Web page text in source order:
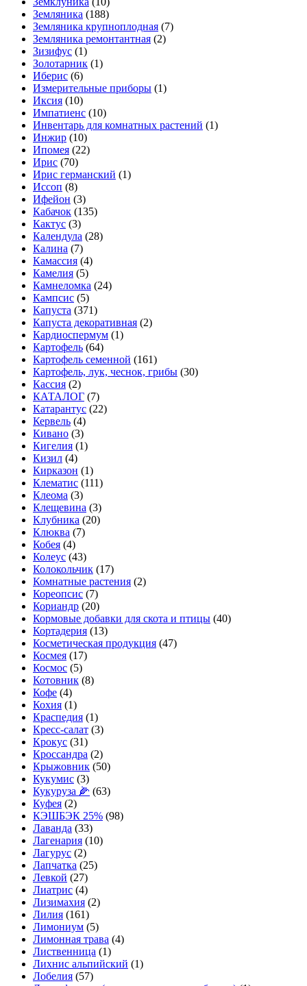
Земляника (188)
Земляника крупноплодная (7)
Земляника ремонтантная (2)
Зизифус (1)
Золотарник (1)
Иберис (6)
Измерительные приборы (1)
Иксия (10)
Импатиенс (10)
Инвентарь для комнатных растений (1)
Инжир (10)
Ипомея (22)
Ирис (70)
Ирис германский (1)
Иссоп (8)
Ифейон (3)
Кабачок (135)
Кактус (3)
Календула (28)
Калина (7)
Камассия (4)
Камелия (5)
Камнеломка (24)
Кампсис (5)
Капуста (371)
Капуста декоративная (2)
Кардиоспермум (1)
Картофель (64)
Картофель семенной (161)
Картофель, лук, чеснок, грибы (30)
Кассия (2)
КАТАЛОГ (7)
Катарантус (22)
Кервель (4)
Кивано (3)
Кигелия (1)
Кизил (4)
Кирказон (1)
Клематис (111)
Клеома (3)
Клещевина (3)
Клубника (20)
Клюква (7)
Кобея (4)
Колеус (43)
Колокольчик (17)
Комнатные растения (2)
Кореопсис (7)
Кориандр (20)
Кормовые добавки для скота и птицы (40)
Кортадерия (13)
Косметическая продукция (47)
Космея (17)
Космос (5)
Котовник (8)
Кофе (4)
Кохия (1)
Краспедия (1)
Кресс-салат (3)
Крокус (31)
Кроссандра (2)
Крыжовник (50)
Кукумис (3)
Кукуруза 🌽 (63)
Куфея (2)
КЭШБЭК 25% (98)
Лаванда (33)
Лагенария (10)
Лагурус (2)
Лапчатка (25)
Левкой (27)
Лиатрис (4)
Лизимахия (2)
Лилия (161)
Лимониум (5)
Лимонная трава (4)
Лиственница (1)
Лихнис альпийский (1)
Лобелия (57)